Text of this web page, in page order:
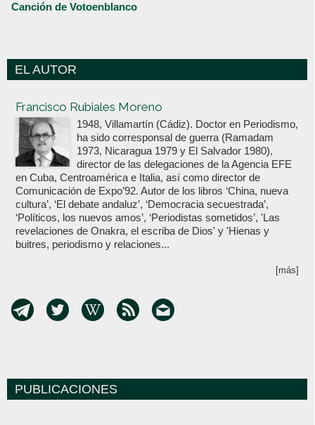
Canción de Votoenblanco
EL AUTOR
Francisco Rubiales Moreno
1948, Villamartín (Cádiz). Doctor en Periodismo,
ha sido corresponsal de guerra (Ramadam
1973, Nicaragua 1979 y El Salvador 1980),
director de las delegaciones de la Agencia EFE
en Cuba, Centroamérica e Italia, así como director de
Comunicación de Expo’92. Autor de los libros ‘China, nueva
cultura’, ‘El debate andaluz’, ‘Democracia secuestrada’,
‘Políticos, los nuevos amos’, ‘Periodistas sometidos’, 'Las
revelaciones de Onakra, el escriba de Dios' y 'Hienas y
buitres, periodismo y relaciones...
[más]
PUBLICACIONES